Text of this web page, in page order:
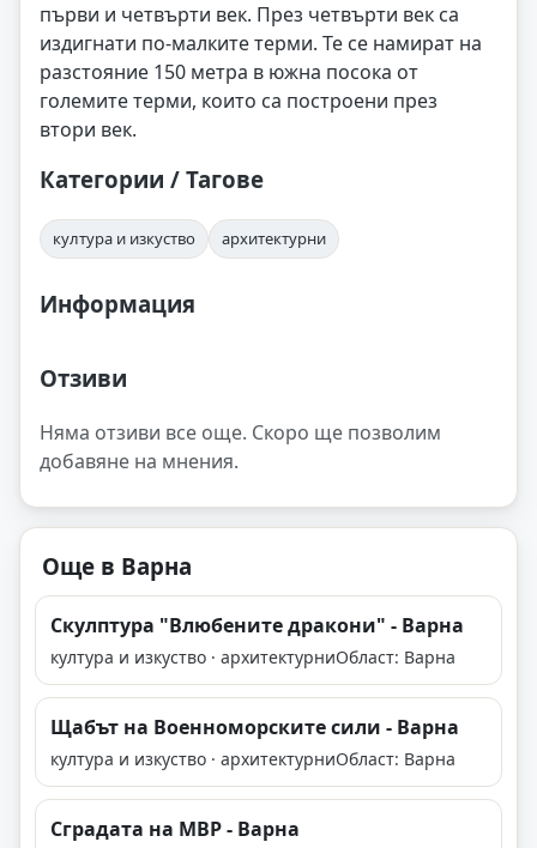
първи и четвърти век. През четвърти век са
издигнати по-малките терми. Те се намират на
разстояние 150 метра в южна посока от
големите терми, които са построени през
втори век.
Категории / Тагове
култура и изкуство архитектурни
Информация
Отзиви
Няма отзиви все още. Скоро ще позволим
добавяне на мнения.
Още в Варна
Скулптура "Влюбените дракони" - Варна
култура и изкуство · архитектурниОбласт: Варна
Щабът на Военноморските сили - Варна
култура и изкуство · архитектурниОбласт: Варна
Сградата на МВР - Варна